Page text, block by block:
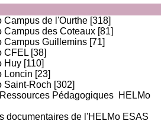
Campus de l'Ourthe [318]
Campus des Coteaux [81]
Campus Guillemins [71]
CFEL [38]
Huy [110]
Loncin [23]
Saint-Roch [302]
Pédagogiques HELMo
documentaires de l'HELMo ESAS